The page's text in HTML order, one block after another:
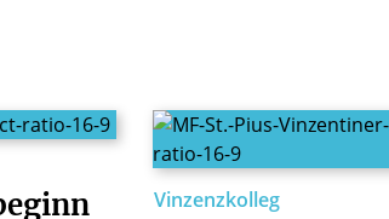
Vinzenzkolleg